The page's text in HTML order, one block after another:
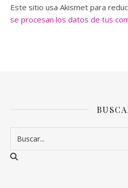
Este sitio usa Akismet para
se procesan los datos de tus